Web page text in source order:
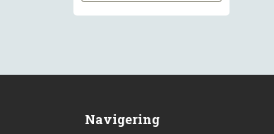
Navigering